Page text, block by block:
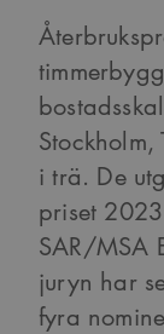
Stockholm,
i trä. De
priset
SAR/MSA
juryn har
fyra